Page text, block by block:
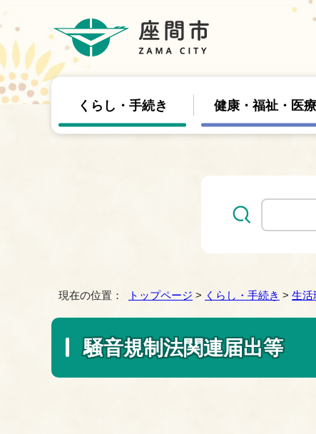
くらし・手続き 健康・福祉・医療
現在の位置： トップページ > くらし・手続き > 生活
騒音規制法関連届出等